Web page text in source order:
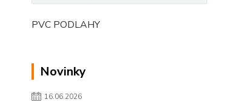
PVC PODLAHY
Novinky
16.06.2026